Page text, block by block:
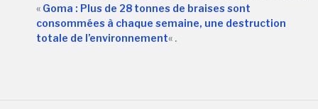
« Goma : Plus de 28 tonnes de braises sont
consommées à chaque semaine, une destruction
totale de l’environnement« .